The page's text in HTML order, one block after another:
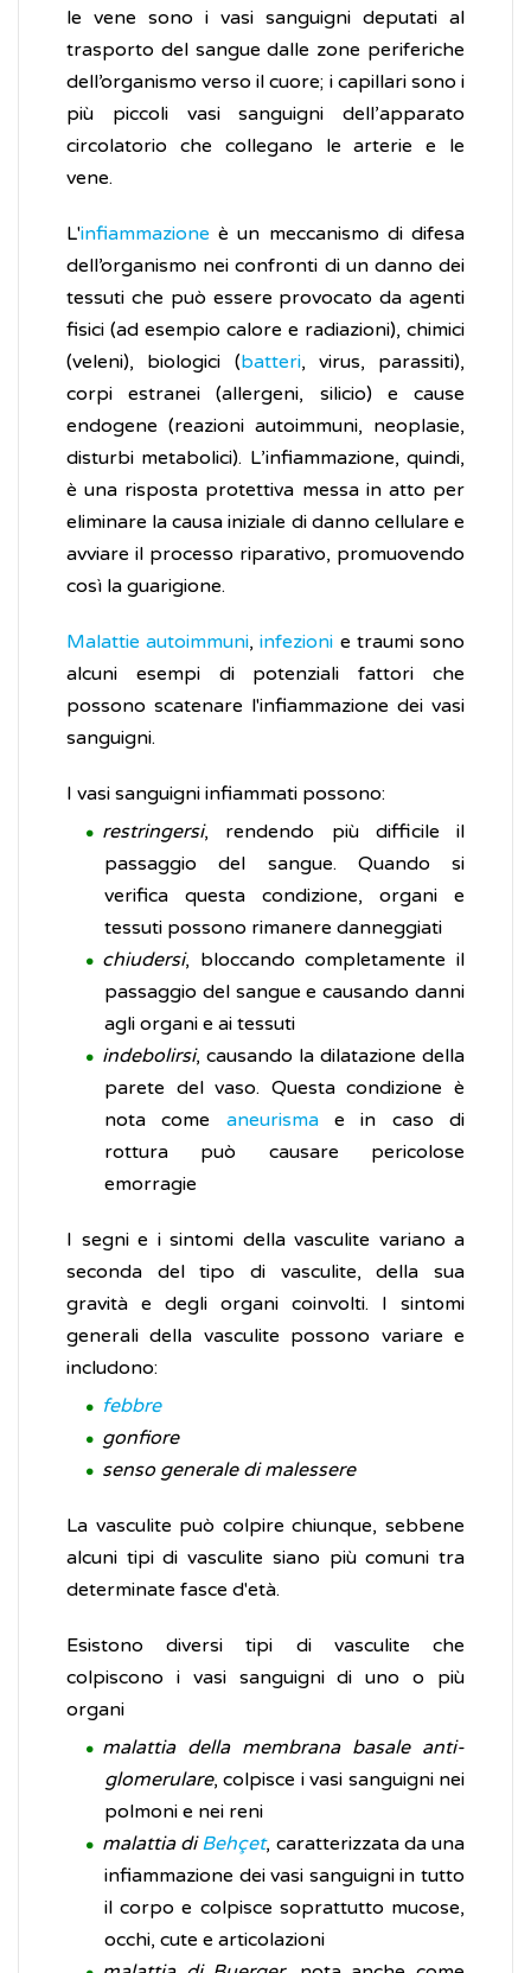
le vene sono i vasi sanguigni deputati al
trasporto del sangue dalle zone periferiche
dell’organismo verso il cuore; i capillari sono i
più piccoli vasi sanguigni dell’apparato
circolatorio che collegano le arterie e le
vene.
L'infiammazione è un meccanismo di difesa
dell’organismo nei confronti di un danno dei
tessuti che può essere provocato da agenti
fisici (ad esempio calore e radiazioni), chimici
(veleni), biologici (batteri, virus, parassiti),
corpi estranei (allergeni, silicio) e cause
endogene (reazioni autoimmuni, neoplasie,
disturbi metabolici). L’infiammazione, quindi,
è una risposta protettiva messa in atto per
eliminare la causa iniziale di danno cellulare e
avviare il processo riparativo, promuovendo
così la guarigione.
Malattie autoimmuni,infezioni e traumi sono
alcuni esempi di potenziali fattori che
possono scatenare l'infiammazione dei vasi
sanguigni.
I vasi sanguigni infiammati possono:
restringersi, rendendo più difficile il
passaggio del sangue. Quando si
verifica questa condizione, organi e
tessuti possono rimanere danneggiati
chiudersi, bloccando completamente il
passaggio del sangue e causando danni
agli organi e ai tessuti
indebolirsi, causando la dilatazione della
parete del vaso. Questa condizione è
nota come aneurismae in caso di
rottura può causare pericolose
emorragie
I segni e i sintomi della vasculite variano a
seconda del tipo di vasculite, della sua
gravità e degli organi coinvolti. I sintomi
generali della vasculite possono variare e
includono:
febbre
gonfiore
senso generale di malessere
La vasculite può colpire chiunque, sebbene
alcuni tipi di vasculite siano più comuni tra
determinate fasce d'età.
Esistono diversi tipi di vasculite che
colpiscono i vasi sanguigni di uno o più
organi
malattia della membrana basale anti-
glomerulare, colpisce i vasi sanguigni nei
polmoni e nei reni
malattia diBehçet, caratterizzata da una
infiammazione dei vasi sanguigni in tutto
il corpo e colpisce soprattutto mucose,
occhi, cute e articolazioni